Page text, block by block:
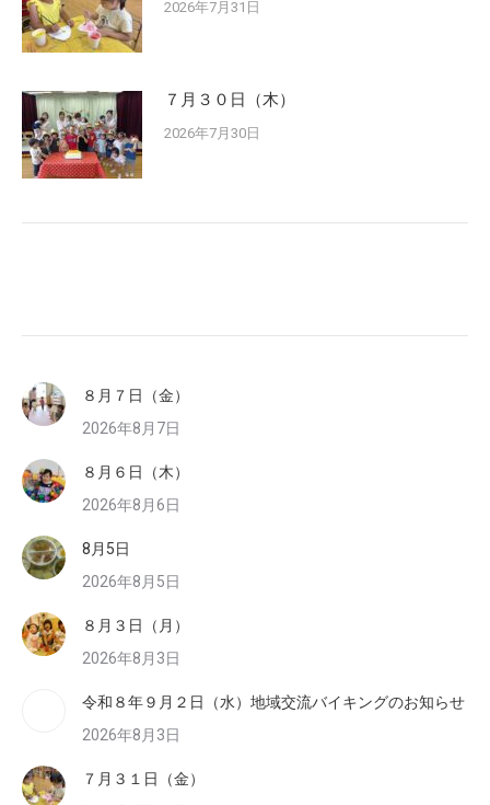
2026年7月31日
７月３０日（木）
2026年7月30日
８月７日（金）
2026年8月7日
８月６日（木）
2026年8月6日
8月5日
2026年8月5日
８月３日（月）
2026年8月3日
令和８年９月２日（水）地域交流バイキングのお知らせ
2026年8月3日
７月３１日（金）